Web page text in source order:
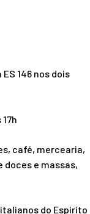
ES 146 nos dois
café, mercearia,
e massas,
do Espírito